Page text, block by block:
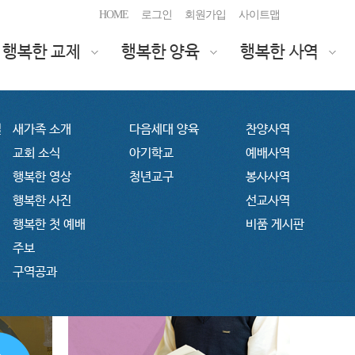
HOME 로그인 회원가입 사이트맵
행복한 교제 행복한 양육 행복한 사역
새가족 소개
교회 소식
행복한 영상
행복한 사진
행복한 첫 예배
주보
구역공과
다음세대 양육
아기학교
청년교구
찬양사역
예배사역
봉사사역
선교사역
비품 게시판
행복한5분설교